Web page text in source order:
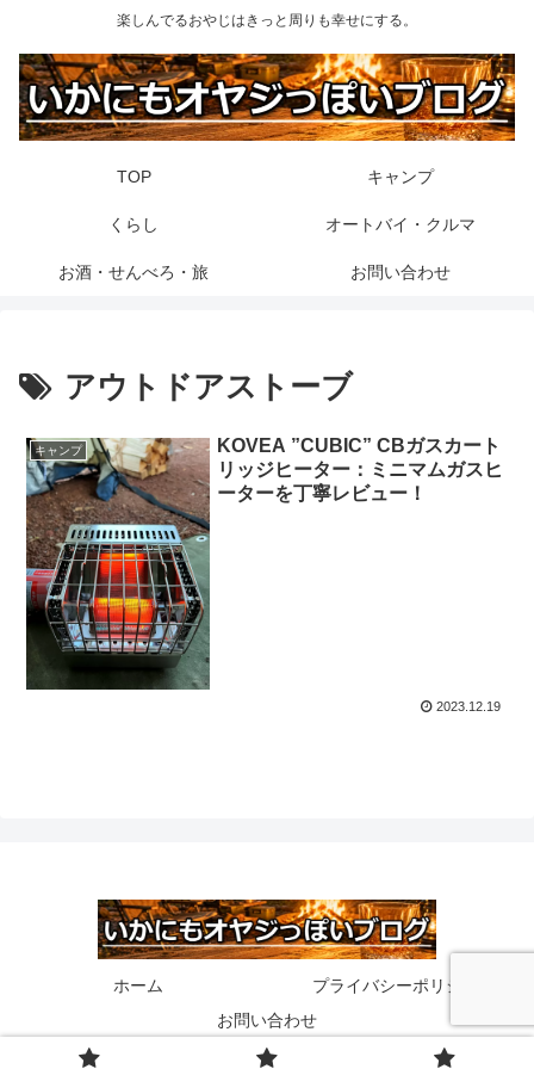
楽しんでるおやじはきっと周りも幸せにする。
TOP キャンプ
くらし オートバイ・クルマ
お酒・せんべろ・旅 お問い合わせ
アウトドアストーブ
キャンプ
KOVEA ”CUBIC” CBガスカート
リッジヒーター：ミニマムガスヒ
ーターを丁寧レビュー！
2023.12.19
ホーム
プライバシーポリシー
お問い合わせ
© 2020 いかにもオヤジっぽいブログ.